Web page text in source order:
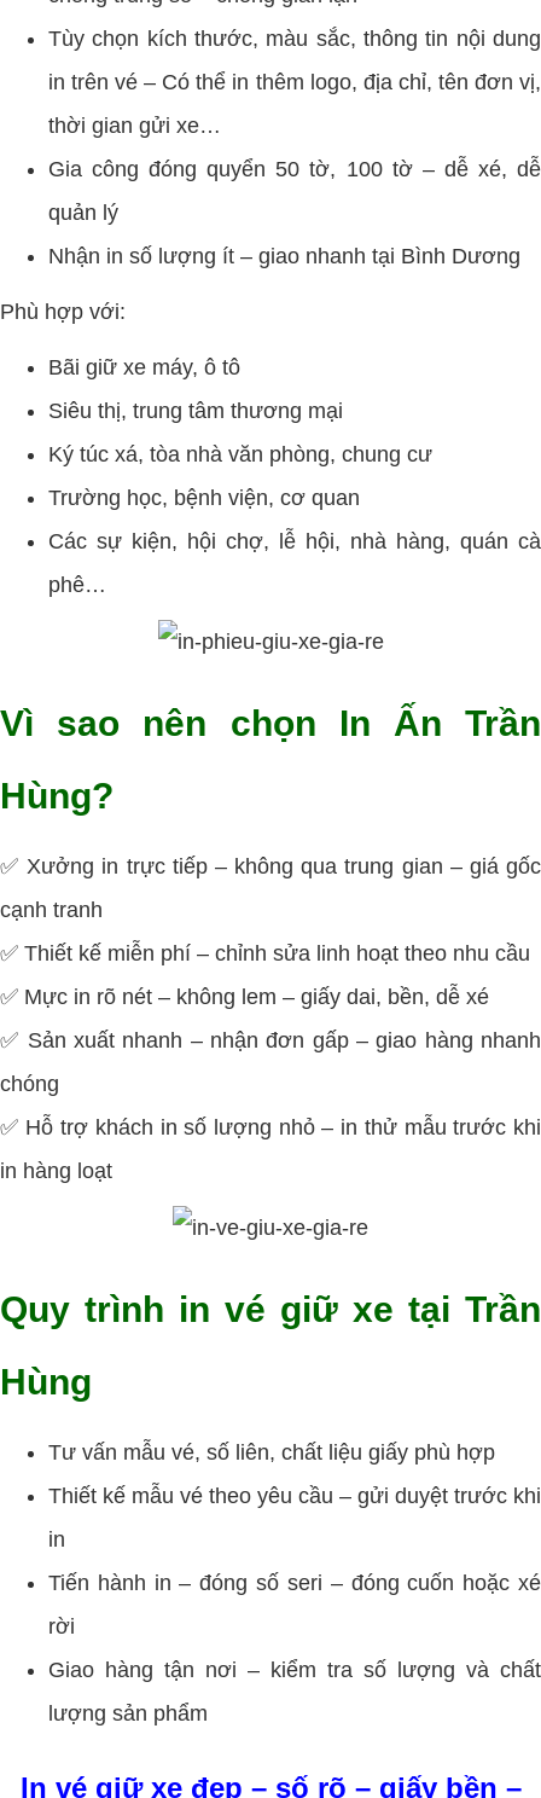
Tùy chọn kích thước, màu sắc, thông tin nội dung
in trên vé – Có thể in thêm logo, địa chỉ, tên đơn vị,
thời gian gửi xe…
Gia công đóng quyển 50 tờ, 100 tờ – dễ xé, dễ
quản lý
Nhận in số lượng ít – giao nhanh tại Bình Dương
Phù hợp với:
Bãi giữ xe máy, ô tô
Siêu thị, trung tâm thương mại
Ký túc xá, tòa nhà văn phòng, chung cư
Trường học, bệnh viện, cơ quan
Các sự kiện, hội chợ, lễ hội, nhà hàng, quán cà
phê…
Vì sao nên chọn In Ấn Trần
Hùng?
✅ Xưởng in trực tiếp – không qua trung gian – giá gốc
cạnh tranh
✅ Thiết kế miễn phí – chỉnh sửa linh hoạt theo nhu cầu
✅ Mực in rõ nét – không lem – giấy dai, bền, dễ xé
✅ Sản xuất nhanh – nhận đơn gấp – giao hàng nhanh
chóng
✅ Hỗ trợ khách in số lượng nhỏ – in thử mẫu trước khi
in hàng loạt
Quy trình in vé giữ xe tại Trần
Hùng
Tư vấn mẫu vé, số liên, chất liệu giấy phù hợp
Thiết kế mẫu vé theo yêu cầu – gửi duyệt trước khi
in
Tiến hành in – đóng số seri – đóng cuốn hoặc xé
rời
Giao hàng tận nơi – kiểm tra số lượng và chất
lượng sản phẩm
In vé giữ xe đẹp – số rõ – giấy bền –